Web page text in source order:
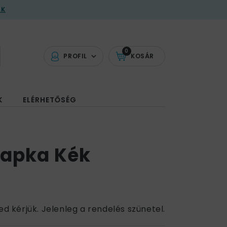
PROFIL KOSÁR
0
ELÉRHETŐSÉG
Kék
kérjük. Jelenleg a rendelés szünetel.